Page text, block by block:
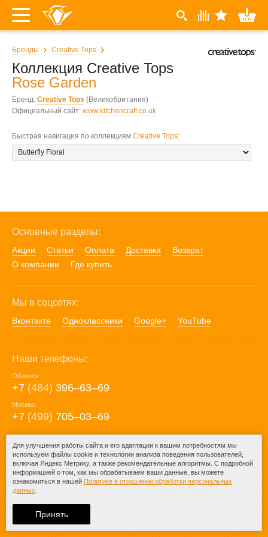
Бренды Creative Tops
Коллекция Creative Tops
Rose Garden
Бренд: Creative Tops (Великобритания)
Официальный сайт: www.kitchencraft.co.uk
Быстрая навигация по коллекциям Creative Tops:
Основные разделы:
Акции Статьи Оплата Доставка
Возврат
О компании
Где купить
Мы в соцсетях:
Вконтакте Одноклассники Google+ YouTube
Наши телефоны:
Обнинск:
+7 (484) 396‒63‒69
Москва:
+7 (499) 705‒03‒69
E-mail:
mail@posuda40.ru
При любом копировании информации
ссылка на
Для улучшения работы сайта и его адаптации к вашим потребностям мы
используем файлы cookie и технологии анализа поведения пользователей,
включая Яндекс Метрику, а также рекомендательные алгоритмы. С подробной
информацией о том, как мы обрабатываем ваши данные, вы можете
ознакомиться в нашей Политике в отношении обработки персональных
данных
Принять